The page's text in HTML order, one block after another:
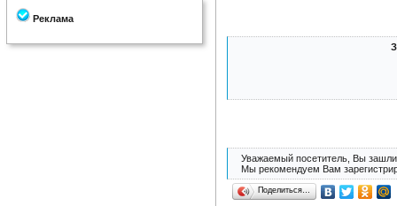
Реклама
Уважаемый посетитель, Вы зашли
Мы рекомендуем Вам
Поделиться…